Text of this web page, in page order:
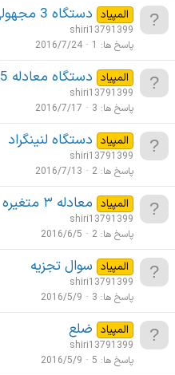
المپیاد دستگاه 3 مجهولی اقای جمالی
shiri13791399
پاسخ ها
1
2016/7/24
المپیاد دستگاه معادله 5 متغیره
shiri13791399
پاسخ ها 3
2016/7/17
المپیاد ﺩﺳﺘﮕﺎﻩ ﻟﻨﯿﻨﮕﺮﺍﺩ
shiri13791399
پاسخ ها 2
2016/7/13
المپیاد ﻣﻌﺎﺩﻟﻪ ۳ ﻣﺘﻐﯿﺮﻩ
shiri13791399
پاسخ ها 2
2016/6/5
المپیاد سوال تجزیه
shiri13791399
پاسخ ها 3
2016/5/9
المپیاد ضلع
shiri13791399
پاسخ ها 5
2016/5/9